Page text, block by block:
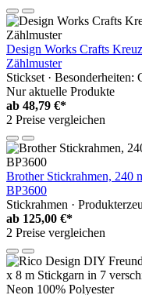
Design Works Crafts
Zählmuster
Stickset · Besonderheiten:
Nur aktuelle Produkte
ab 48,79 €*
2 Preise vergleichen
Brother Stickrahmen, 240
BP3600
Stickrahmen ·
ab 125,00 €*
2 Preise vergleichen